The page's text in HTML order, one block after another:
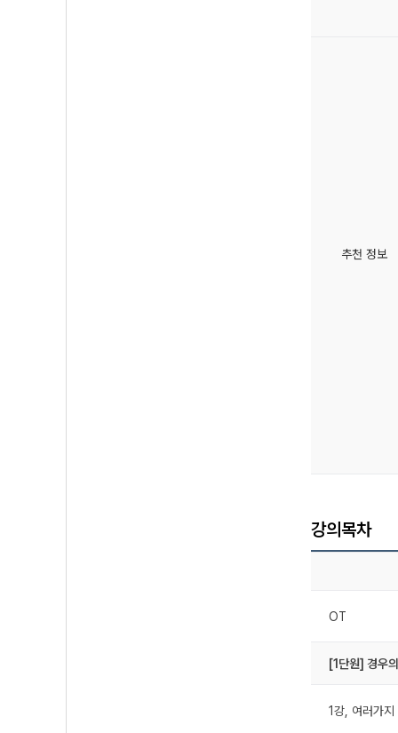
추천 정보
강의목차
OT
[1단원] 경우
1강, 여러가지